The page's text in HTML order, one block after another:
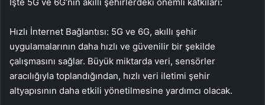
Hızlı İnternet Bağlantısı: 5G ve 6G, akıllı şehir
uygulamalarının daha hızlı ve güvenilir bir şekilde
çalışmasını sağlar. Büyük miktarda veri, sensörler
aracılığıyla toplandığından, hızlı veri iletimi şehir
altyapısının daha etkili yönetilmesine yardımcı olacak.